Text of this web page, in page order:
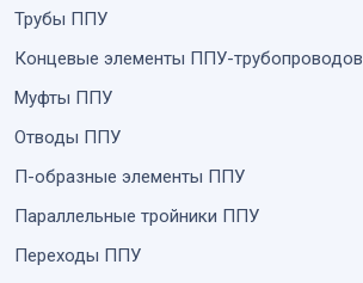
Трубы ППУ
Концевые элементы ППУ-трубопроводов
Муфты ППУ
Отводы ППУ
П-образные элементы ППУ
Параллельные тройники ППУ
Переходы ППУ